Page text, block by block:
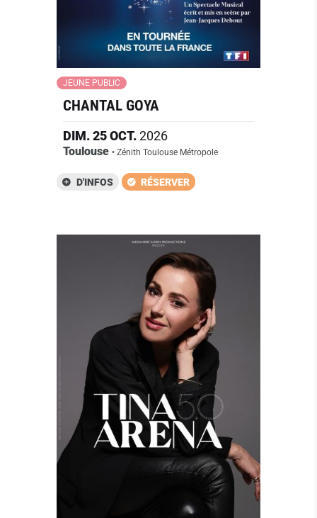
JEUNE PUBLIC
CHANTAL GOYA
DIM.25OCT.2026
Toulouse • Zénith Toulouse Métropole
D'INFOS RÉSERVER